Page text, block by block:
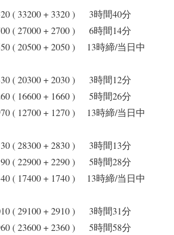
( 33200 + 3320 ) 3時間40分
( 27000 + 2700 ) 6時間14分
( 20500 + 2050 ) 13時締/当日中
( 20300 + 2030 ) 3時間12分
( 16600 + 1660 ) 5時間26分
( 12700 + 1270 ) 13時締/当日中
( 28300 + 2830 ) 3時間13分
( 22900 + 2290 ) 5時間28分
( 17400 + 1740 ) 13時締/当日中
( 29100 + 2910 ) 3時間31分
( 23600 + 2360 ) 5時間58分